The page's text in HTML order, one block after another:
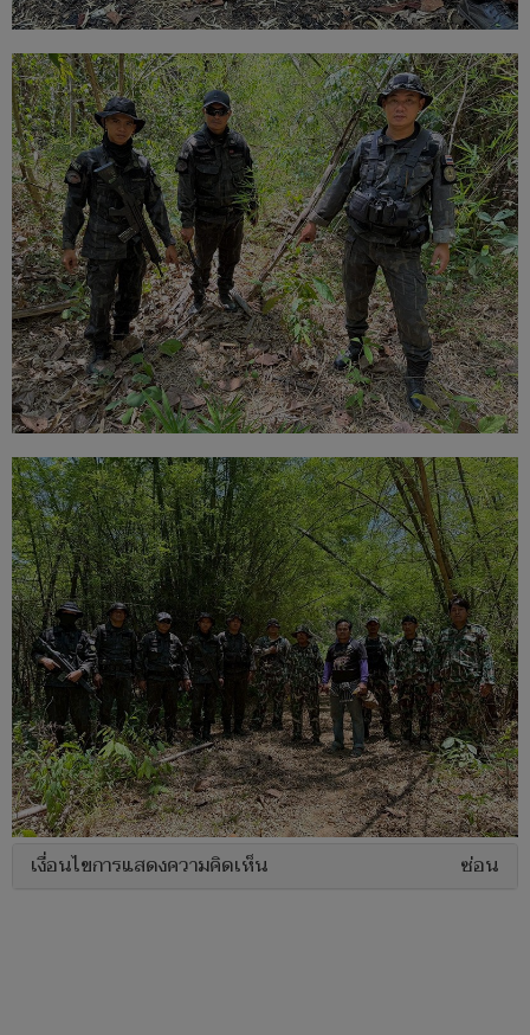
เงื่อนไขการแสดงความคิดเห็น ซ่อน